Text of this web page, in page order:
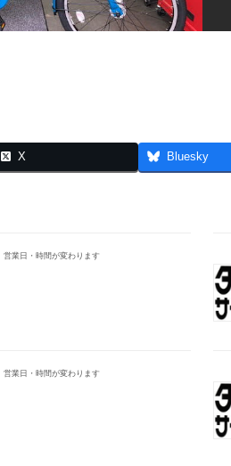
X Bluesky
業日・時間が変わります
業日・時間が変わります